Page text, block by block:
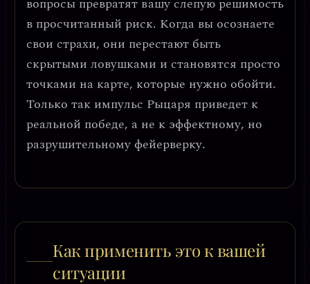
вопросы превратят вашу слепую решимость
в просчитанный риск. Когда вы осознаете
свои страхи, они перестают быть
скрытыми ловушками и становятся просто
точками на карте, которые нужно обойти.
Только так импульс Рыцаря приведет к
реальной победе, а не к эффектному, но
разрушительному фейерверку.
Как применить это к вашей
ситуации